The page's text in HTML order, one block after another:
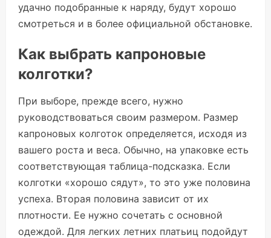
удачно подобранные к наряду, будут хорошо
смотреться и в более официальной обстановке.
Как выбрать капроновые
колготки?
При выборе, прежде всего, нужно
руководствоваться своим размером. Размер
капроновых колготок определяется, исходя из
вашего роста и веса. Обычно, на упаковке есть
соответствующая таблица-подсказка. Если
колготки «хорошо сядут», то это уже половина
успеха. Вторая половина зависит от их
плотности. Ее нужно сочетать с основной
одеждой. Для легких летних платьиц подойдут